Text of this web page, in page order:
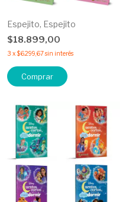
Espejito, Espejito
$18.899,00
3 x$6.299,67sin interés
Comprar